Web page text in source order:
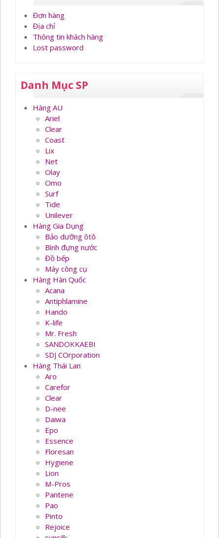
Đơn hàng
Địa chỉ
Thông tin khách hàng
Lost password
Danh Mục SP
Hàng AU
Ariel
Clear
Coast
Lix
Net
Olay
Omo
Surf
Tide
Unilever
Hàng Gia Dụng
Bảo dưỡng ôtô
Bình đựng nước
Đồ bếp
Máy công cụ
Hàng Hàn Quốc
Acana
Antiphlamine
Hando
K-life
Mr. Fresh
SANDOKKAEBI
SDJ COrporation
Hàng Thái Lan
Aro
Carefor
Clear
D-nee
Daiwa
Epo
Essence
Floresan
Hygiene
Lion
M-Pros
Pantene
Pao
Pinto
Rejoice